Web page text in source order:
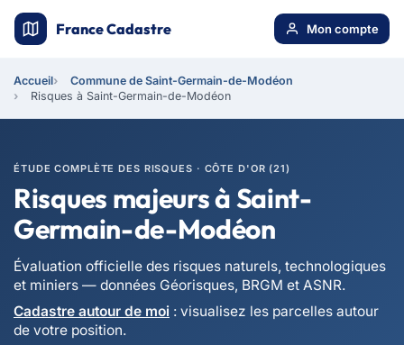
France Cadastre Mon compte
Accueil
Commune de Saint-Germain-de-Modéon
Risques à Saint-Germain-de-Modéon
ÉTUDE COMPLÈTE DES RISQUES · CÔTE D'OR (21)
Risques majeurs à Saint-
Germain-de-Modéon
Évaluation officielle des risques naturels, technologiques
et miniers — données Géorisques, BRGM et ASNR.
Cadastre autour de moi : visualisez les parcelles autour
de votre position.